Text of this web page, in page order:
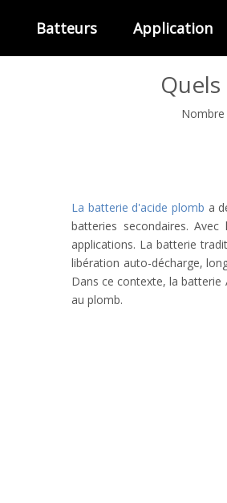
Batteurs Application
Nombre
La batterie d'acide plomb a
batteries secondaires.
applications. La batterie
libération auto-décharge,
Dans ce contexte, la batterie
au plomb.